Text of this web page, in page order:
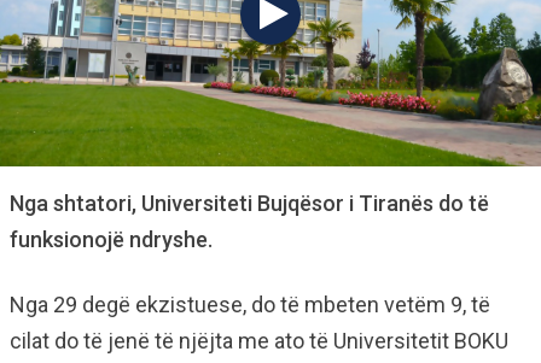
Nga shtatori, Universiteti Bujqësor i Tiranës do të
funksionojë ndryshe.
Nga 29 degë ekzistuese, do të mbeten vetëm 9, të
cilat do të jenë të njëjta me ato të Universitetit BOKU